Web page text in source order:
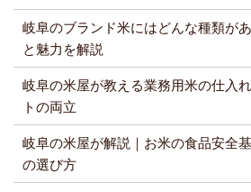
岐阜のブランド米にはどんな種類が
と魅力を解説
岐阜の米屋が教える業務用米の仕入
トの両立
岐阜の米屋が解説｜お米の食品安全
の選び方